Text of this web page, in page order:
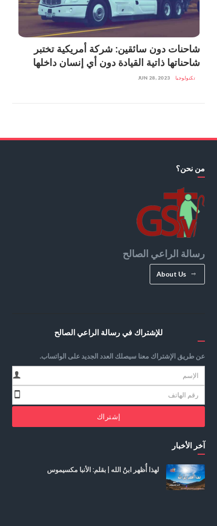
شاحنات دون سائقين: شركة أمريكية تختبر
شاحناتها ذاتية القيادة دون أي إنسان داخلها
تكنولوجيا JUN 28, 2023
من نحن؟
رسالة الراعي الصالح
About Us
للإشتراك في رسالة الراعي الصالح
عن طريق الإشتراك معنا سيصلك العدد الجديد على الواتساب.
إشتراك
آخر الأخبار
لهذا أُظهر ابنُ الله | بقلم: الأنبا مكسيموس